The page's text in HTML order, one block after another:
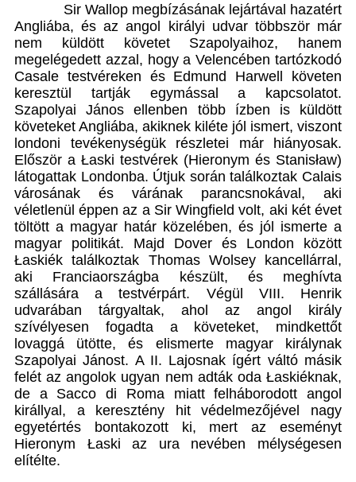
Sir Wallop megbízásának lejártával hazatért
Angliába, és az angol királyi udvar többször már
nem küldött követet Szapolyaihoz, hanem
megelégedett azzal, hogy a Velencében tartózkodó
Casale testvéreken és Edmund Harwell követen
keresztül tartják egymással a kapcsolatot.
Szapolyai János ellenben több ízben is küldött
követeket Angliába, akiknek kiléte jól ismert, viszont
londoni tevékenységük részletei már hiányosak.
Először a Łaski testvérek (Hieronym és Stanisław)
látogattak Londonba. Útjuk során találkoztak Calais
városának és várának parancsnokával, aki
véletlenül éppen az a Sir Wingfield volt, aki két évet
töltött a magyar határ közelében, és jól ismerte a
magyar politikát. Majd Dover és London között
Łaskiék találkoztak Thomas Wolsey kancellárral,
aki Franciaországba készült, és meghívta
szállására a testvérpárt. Végül VIII. Henrik
udvarában tárgyaltak, ahol az angol király
szívélyesen fogadta a követeket, mindkettőt
lovaggá ütötte, és elismerte magyar királynak
Szapolyai Jánost. A II. Lajosnak ígért váltó másik
felét az angolok ugyan nem adták oda Łaskiéknak,
de a Sacco di Roma miatt felháborodott angol
királlyal, a keresztény hit védelmezőjével nagy
egyetértés bontakozott ki, mert az eseményt
Hieronym Łaski az ura nevében mélységesen
elítélte.